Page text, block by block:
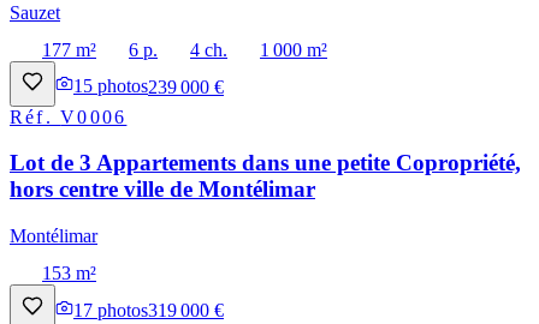
Sauzet
177 m²
6 p. 4 ch.
1 000 m²
15 photos239 000 €
Réf.V0006
Lot de 3 Appartements dans une petite Copropriété,
hors centre ville de Montélimar
Montélimar
153 m²
17 photos319 000 €